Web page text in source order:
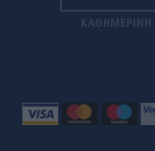
ΚΑΘΗΜΕΡΙΝΗ